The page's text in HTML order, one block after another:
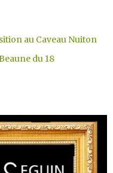
au Caveau Nuiton
du 18